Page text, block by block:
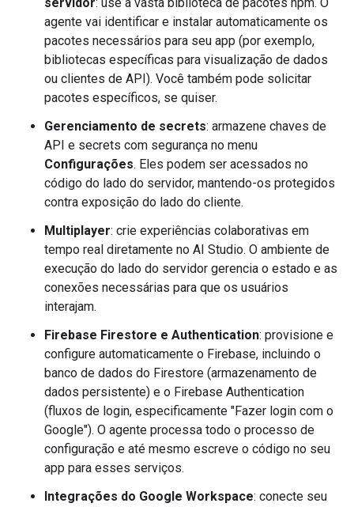
agente vai identificar e instalar automaticamente os
pacotes necessários para seu app (por exemplo,
bibliotecas específicas para visualização de dados
ou clientes de API). Você também pode solicitar
pacotes específicos, se quiser.
Gerenciamento de secrets: armazene chaves de
API e secrets com segurança no menu
Configurações. Eles podem ser acessados no
código do lado do servidor, mantendo-os protegidos
contra exposição do lado do cliente.
Multiplayer: crie experiências colaborativas em
tempo real diretamente no AI Studio. O ambiente de
execução do lado do servidor gerencia o estado e as
conexões necessárias para que os usuários
interajam.
Firebase Firestore e Authentication: provisione e
configure automaticamente o Firebase, incluindo o
banco de dados do Firestore (armazenamento de
dados persistente) e o Firebase Authentication
(fluxos de login, especificamente "Fazer login com o
Google"). O agente processa todo o processo de
configuração e até mesmo escreve o código no seu
app para esses serviços.
Integrações do Google Workspace: conecte seu